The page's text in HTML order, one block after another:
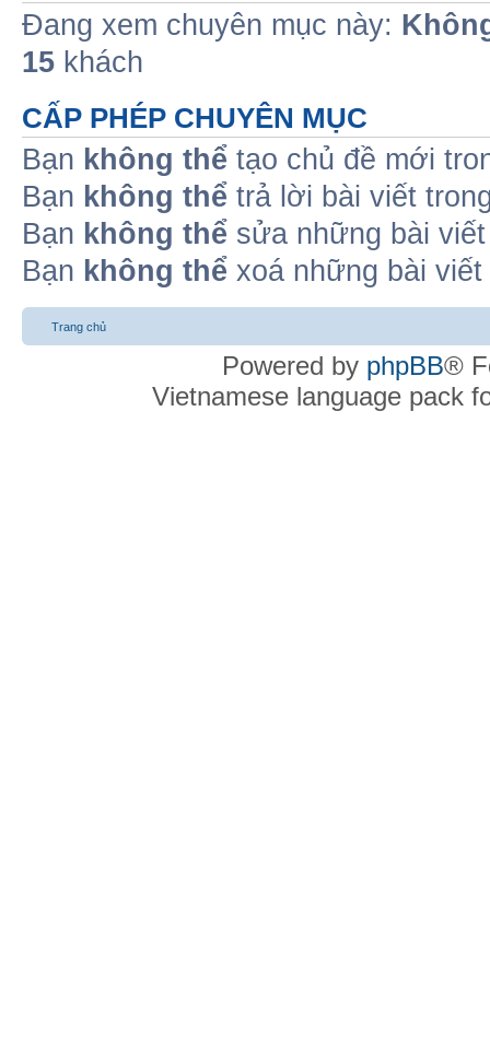
Đang xem chuyên mục này:
15 khách
CẤP PHÉP CHUYÊN MỤC
Bạn không thể tạo chủ đề mới
Bạn không thể trả lời bài viết
Bạn không thể sửa những bài
Bạn không thể xoá những bài
Trang chủ
Powered by phpBB®
Vietnamese language pack